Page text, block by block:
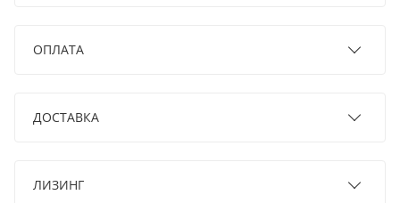
ОПЛАТА
ДОСТАВКА
ЛИЗИНГ